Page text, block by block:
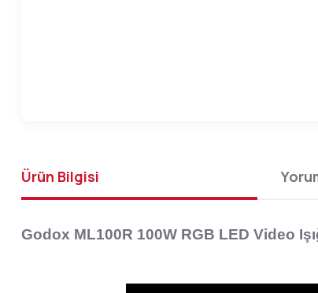
Ürün Bilgisi
Godox ML100R 100W RGB LED Video